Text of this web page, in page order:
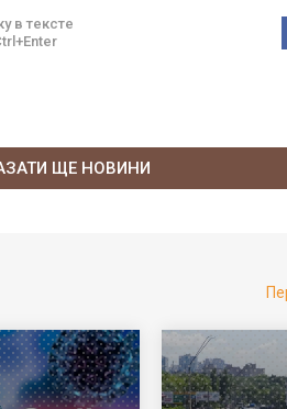
в тексте
ЩЕ НОВИНИ